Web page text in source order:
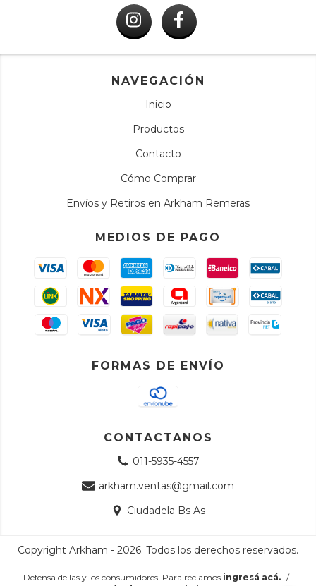
NAVEGACIÓN
Inicio
Productos
Contacto
Cómo Comprar
Envíos y Retiros en Arkham Remeras
MEDIOS DE PAGO
FORMAS DE ENVÍO
CONTACTANOS
011-5935-4557
arkham.ventas@gmail.com
Ciudadela Bs As
Copyright Arkham - 2026. Todos los derechos reservados.
Defensa de las y los consumidores. Para reclamos ingresá acá. /